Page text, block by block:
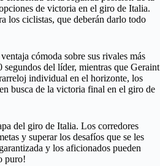
de victoria en el giro de Italia.
los ciclistas, que deberán darlo todo
cómoda sobre sus rivales más
del líder, mientras que Geraint
individual en el horizonte, los
busca de la victoria final en el giro de
del giro de Italia. Los corredores
y superar los desafíos que se les
y los aficionados pueden
puro!